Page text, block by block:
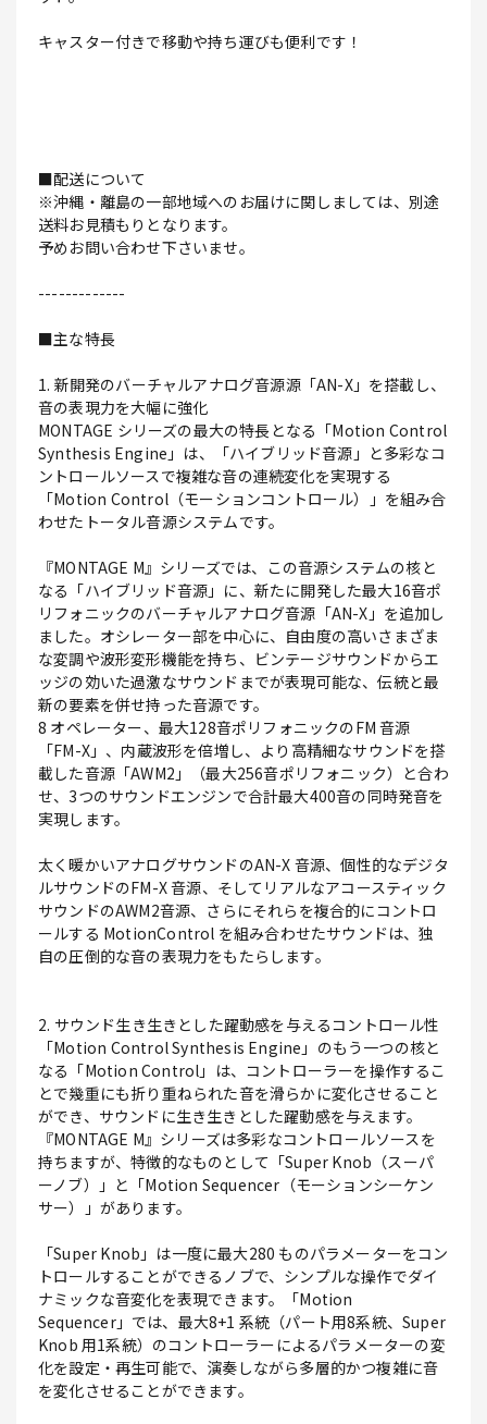
キャスター付きで移動や持ち運びも便利です！
■配送について
※沖縄・離島の一部地域へのお届けに関しましては、別途
送料お見積もりとなります。
予めお問い合わせ下さいませ。
-------------
■主な特長
1. 新開発のバーチャルアナログ音源源「AN-X」を搭載し、
音の表現力を大幅に強化
MONTAGE シリーズの最大の特長となる「Motion Control
Synthesis Engine」は、「ハイブリッド音源」と多彩なコ
ントロールソースで複雑な音の連続変化を実現する
「Motion Control（モーションコントロール）」を組み合
わせたトータル音源システムです。
『MONTAGE M』シリーズでは、この音源システムの核と
なる「ハイブリッド音源」に、新たに開発した最大16音ポ
リフォニックのバーチャルアナログ音源「AN-X」を追加し
ました。オシレーター部を中心に、自由度の高いさまざま
な変調や波形変形機能を持ち、ビンテージサウンドからエ
ッジの効いた過激なサウンドまでが表現可能な、伝統と最
新の要素を併せ持った音源です。
8 オペレーター、最大128音ポリフォニックのFM 音源
「FM-X」、内蔵波形を倍増し、より高精細なサウンドを搭
載した音源「AWM2」（最大256音ポリフォニック）と合わ
せ、3つのサウンドエンジンで合計最大400音の同時発音を
実現します。
太く暖かいアナログサウンドのAN-X 音源、個性的なデジタ
ルサウンドのFM-X 音源、そしてリアルなアコースティック
サウンドのAWM2音源、さらにそれらを複合的にコントロ
ールする MotionControl を組み合わせたサウンドは、独
自の圧倒的な音の表現力をもたらします。
2. サウンド生き生きとした躍動感を与えるコントロール性
「Motion Control Synthesis Engine」のもう一つの核と
なる「Motion Control」は、コントローラーを操作するこ
とで幾重にも折り重ねられた音を滑らかに変化させること
ができ、サウンドに生き生きとした躍動感を与えます。
『MONTAGE M』シリーズは多彩なコントロールソースを
持ちますが、特徴的なものとして「Super Knob（スーパ
ーノブ）」と「Motion Sequencer（モーションシーケン
サー）」があります。
「Super Knob」は一度に最大280 ものパラメーターをコン
トロールすることができるノブで、シンプルな操作でダイ
ナミックな音変化を表現できます。「Motion
Sequencer」では、最大8+1 系統（パート用8系統、Super
Knob 用1系統）のコントローラーによるパラメーターの変
化を設定・再生可能で、演奏しながら多層的かつ複雑に音
を変化させることができます。